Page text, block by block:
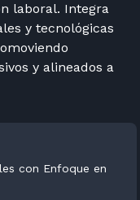
laboral. Integra
y tecnológicas
y alineados a
con Enfoque en